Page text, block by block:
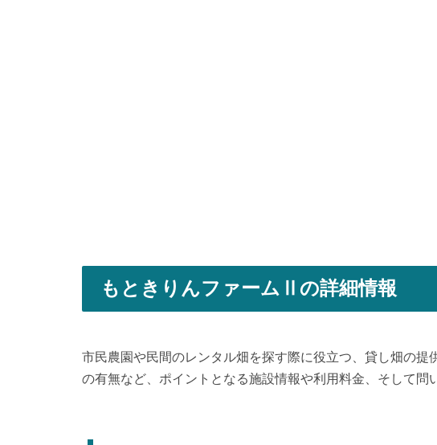
もときりんファームⅡの詳細情報
市民農園や民間のレンタル畑を探す際に役立つ、貸し畑の
の有無など、ポイントとなる施設情報や利用料金、そして問